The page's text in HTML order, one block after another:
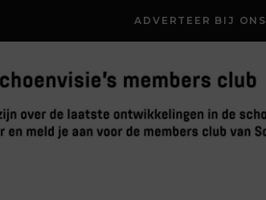
ADVERTEER BIJ ONS